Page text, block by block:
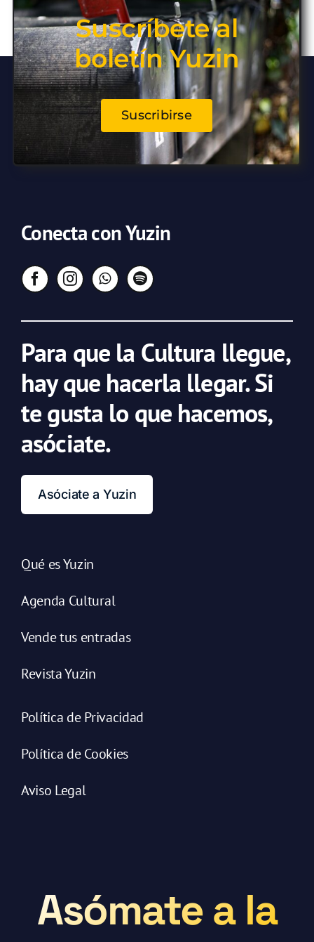
Suscríbete al
boletín Yuzin
Suscribirse
Conecta con Yuzin
Para que la Cultura llegue,
hay que hacerla llegar. Si
te gusta lo que hacemos,
asóciate.
Asóciate a Yuzin
Qué es Yuzin
Agenda Cultural
Vende tus entradas
Revista Yuzin
Política de Privacidad
Política de Cookies
Aviso Legal
Asómate a la